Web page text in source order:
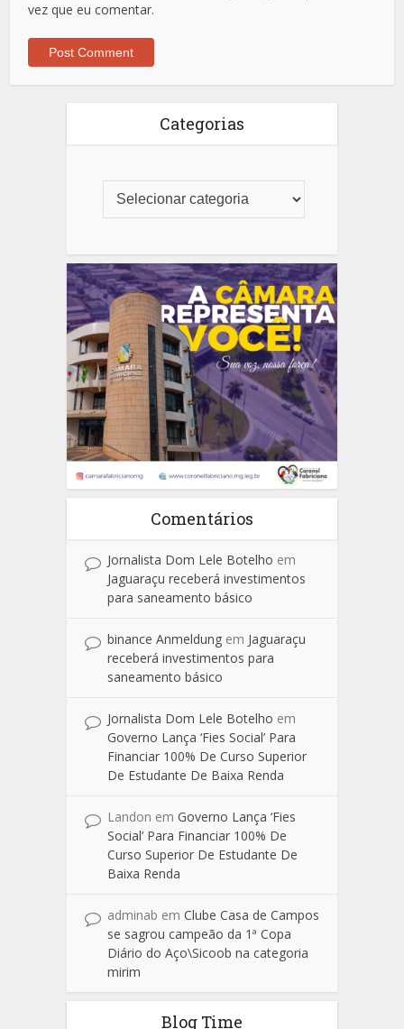
vez que eu comentar.
Categorias
Comentários
Jornalista Dom Lele Botelho em
Jaguaraçu receberá investimentos
para saneamento básico
binance Anmeldung em Jaguaraçu
receberá investimentos para
saneamento básico
Jornalista Dom Lele Botelho em
Governo Lança ‘Fies Social’ Para
Financiar 100% De Curso Superior
De Estudante De Baixa Renda
Landon em Governo Lança ‘Fies
Social’ Para Financiar 100% De
Curso Superior De Estudante De
Baixa Renda
adminab em Clube Casa de Campos
se sagrou campeão da 1ª Copa
Diário do Aço\Sicoob na categoria
mirim
Blog Time